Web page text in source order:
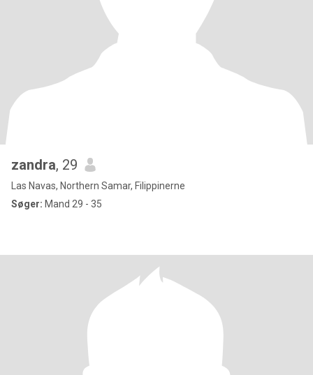
zandra, 29
Las Navas, Northern Samar, Filippinerne
Søger: Mand 29 - 35